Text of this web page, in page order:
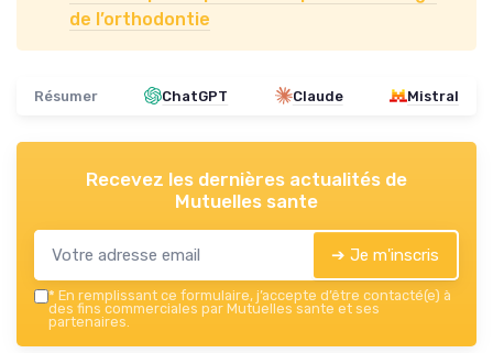
de l’orthodontie
Résumer ChatGPT Claude Mistral
Recevez les dernières actualités de
Mutuelles sante
➔ Je m'inscris
* En remplissant ce formulaire, j’accepte d’être contacté(e) à
des fins commerciales par Mutuelles sante et ses
partenaires.